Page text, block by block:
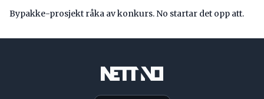
Bypakke-prosjekt råka av konkurs. No startar det opp att.